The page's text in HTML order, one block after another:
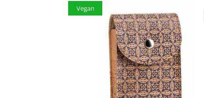
Vegan